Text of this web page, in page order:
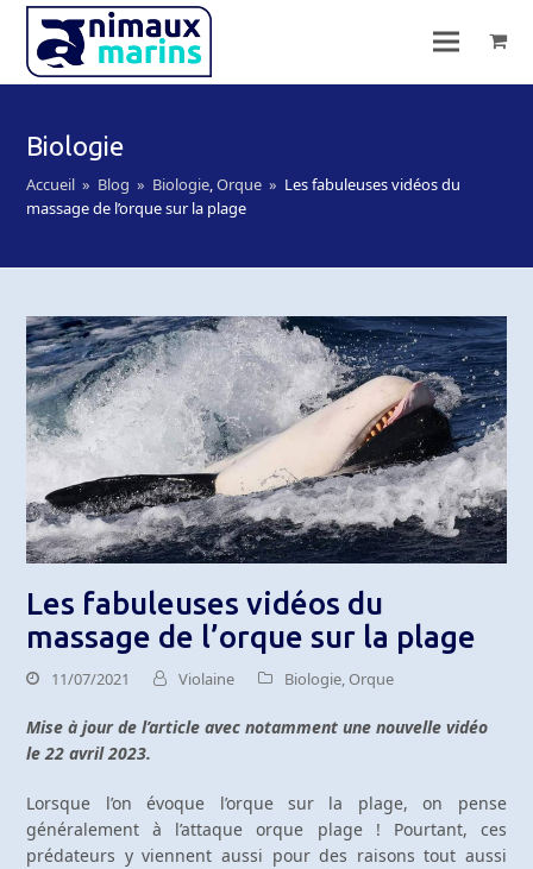
Biologie
Accueil » Blog » Biologie,Orque » Les fabuleuses vidéos du
massage de l’orque sur la plage
Les fabuleuses vidéos du
massage de l’orque sur la plage
11/07/2021 Violaine Biologie,Orque
Mise à jour de l’article avec notamment une nouvelle vidéo
le 22 avril 2023.
Lorsque l’on évoque l’orque sur la plage, on pense
généralement à l’attaque orque plage ! Pourtant, ces
prédateurs y viennent aussi pour des raisons tout aussi